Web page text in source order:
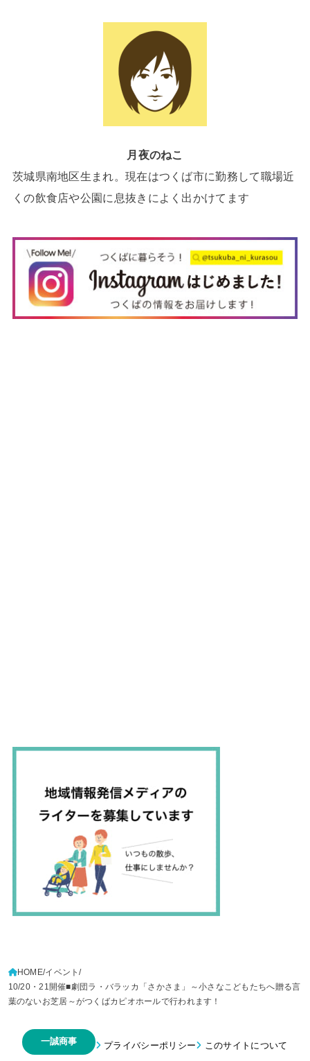
月夜のねこ
茨城県南地区生まれ。現在はつくば市に勤務して職場近
くの飲食店や公園に息抜きによく出かけてます
HOME イベント
10/20・21開催■劇団ラ・バラッカ「さかさま」～小さなこどもたちへ贈る言
葉のないお芝居～がつくばカピオホールで行われます！
一誠商事 プライバシーポリシー このサイトについて